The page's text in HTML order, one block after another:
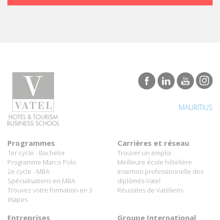
MAURITIUS
Programmes
1er cycle - Bachelor
Programme Marco Polo
2e cycle - MBA
Spécialisations en MBA
Trouvez votre formation en 3
étapes
Carrières et réseau
Trouver un emploi
Meilleure école hôtelière
Insertion professionnelle des
diplômés Vatel
Réussites de Vatéliens
Entreprises Groupe International